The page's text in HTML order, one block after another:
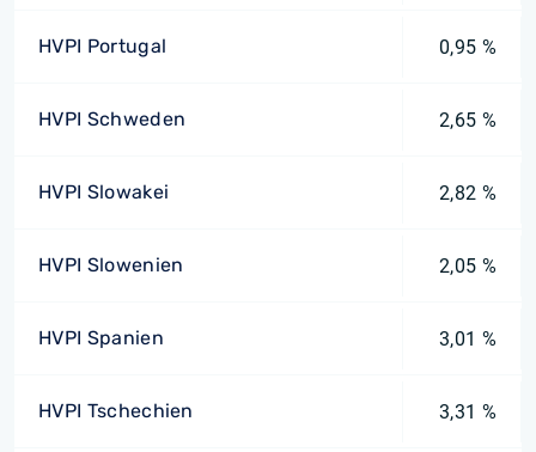
HVPI Portugal 0,95 %
HVPI Schweden 2,65 %
HVPI Slowakei 2,82 %
HVPI Slowenien 2,05 %
HVPI Spanien 3,01 %
HVPI Tschechien 3,31 %